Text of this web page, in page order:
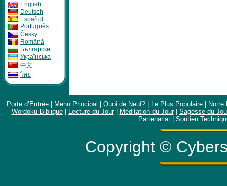
English
Deutsch
Español
Português
Česky
Română
Бългapcки
Укpaïнcькa
中文
ไทย
Porte d’Entrée Menu Principal Quoi de Neuf? Le Plus Populaire
Notre
Wordoku Biblique| Lecture du Jour| Méditation du Jour| Sagesse du
Partenariat| Soutien
Copyright ©